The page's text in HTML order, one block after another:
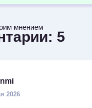
мнением
5
2026